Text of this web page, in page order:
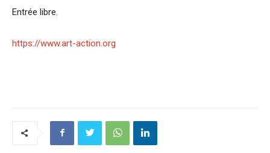
Entrée libre.
https://www.art-action.org